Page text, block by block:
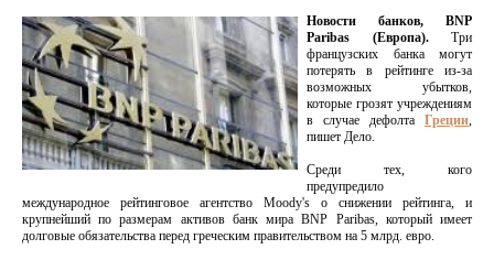
Новости банков, BNP
Paribas (Европа).Три
французских банка могут
потерять в рейтинге из-за
возможных убытков,
которые грозят учреждениям
в случае дефолта Греции,
пишет Дело.
Среди тех, кого
предупредило
международное рейтинговое агентство Moody's о снижении рейтинга, и
крупнейший по размерам активов банк мира BNP Paribas, который имеет
долговые обязательства перед греческим правительством на 5 млрд. евро.